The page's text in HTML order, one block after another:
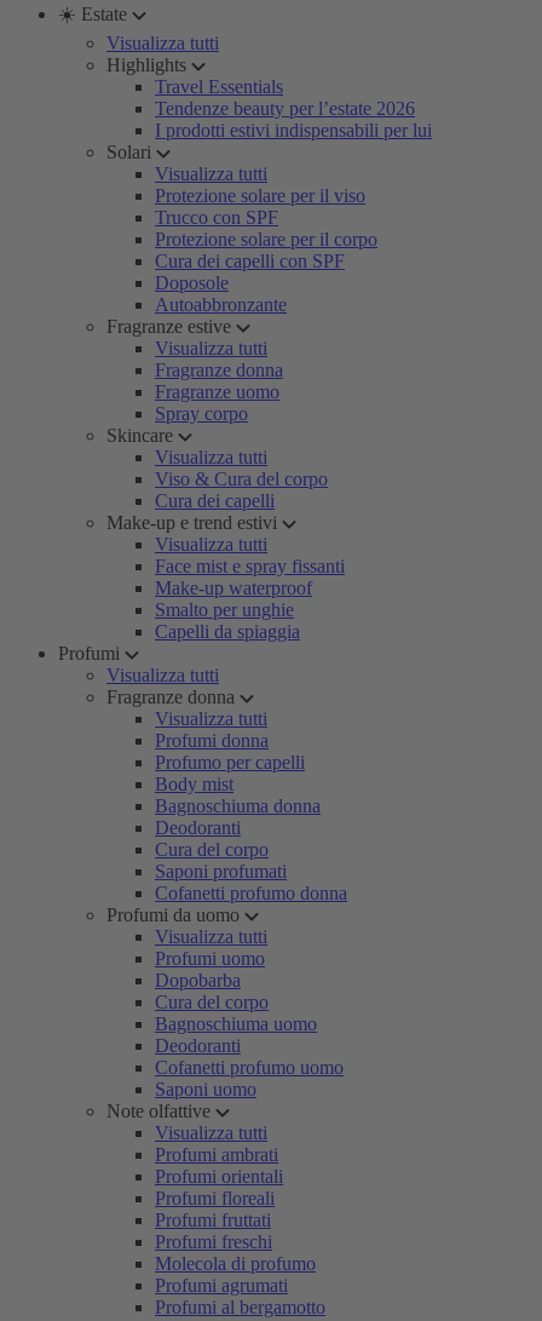
☀️ Estate
Visualizza tutti
Highlights
Travel Essentials
Tendenze beauty per l’estate 2026
I prodotti estivi indispensabili per lui
Solari
Visualizza tutti
Protezione solare per il viso
Trucco con SPF
Protezione solare per il corpo
Cura dei capelli con SPF
Doposole
Autoabbronzante
Fragranze estive
Visualizza tutti
Fragranze donna
Fragranze uomo
Spray corpo
Skincare
Visualizza tutti
Viso & Cura del corpo
Cura dei capelli
Make-up e trend estivi
Visualizza tutti
Face mist e spray fissanti
Make-up waterproof
Smalto per unghie
Capelli da spiaggia
Profumi
Visualizza tutti
Fragranze donna
Visualizza tutti
Profumi donna
Profumo per capelli
Body mist
Bagnoschiuma donna
Deodoranti
Cura del corpo
Saponi profumati
Cofanetti profumo donna
Profumi da uomo
Visualizza tutti
Profumi uomo
Dopobarba
Cura del corpo
Bagnoschiuma uomo
Deodoranti
Cofanetti profumo uomo
Saponi uomo
Note olfattive
Visualizza tutti
Profumi ambrati
Profumi orientali
Profumi floreali
Profumi fruttati
Profumi freschi
Molecola di profumo
Profumi agrumati
Profumi al bergamotto